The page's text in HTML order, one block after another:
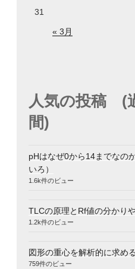
31
« 3月
人気の投稿 (
間)
pHはなぜ0から14までなの
いろ）
1.6k件のビュー
TLCの原理とRf値の分かり
1.2k件のビュー
図形の重心を解析的に求め
759件のビュー